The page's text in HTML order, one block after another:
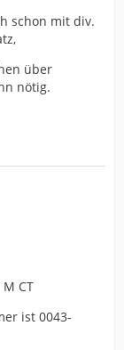
schon mit div.
über
nötig.
CT
ist 0043-